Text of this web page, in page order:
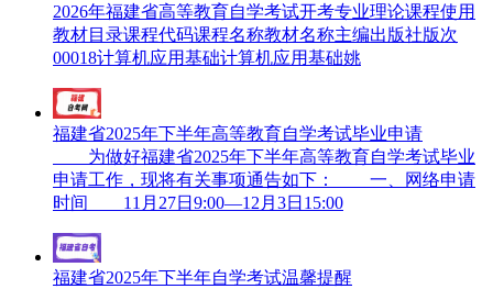
2026年福建省高等教育自学考试开考专业理论课程使用
教材目录课程代码课程名称教材名称主编出版社版次
00018计算机应用基础计算机应用基础姚
福建省2025年下半年高等教育自学考试毕业申请
为做好福建省2025年下半年高等教育自学考试毕业
申请工作，现将有关事项通告如下： 一、网络申请
时间 11月27日9:00—12月3日15:00
福建省2025年下半年自学考试温馨提醒